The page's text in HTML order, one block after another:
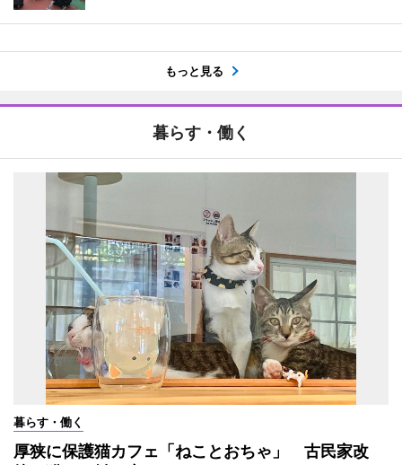
もっと見る
暮らす・働く
暮らす・働く
厚狭に保護猫カフェ「ねことおちゃ」 古民家改